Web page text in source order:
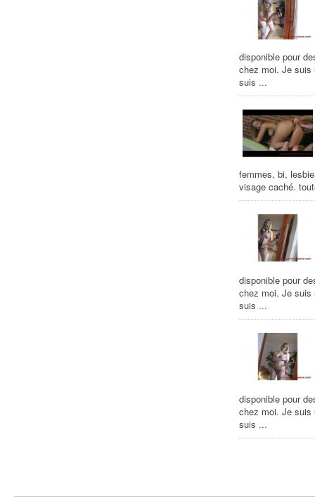
disponible pour
chez moi. Je suis
suis ...
femmes, bi,
visage caché.
disponible pour
chez moi. Je suis
suis ...
disponible pour
chez moi. Je suis
suis ...